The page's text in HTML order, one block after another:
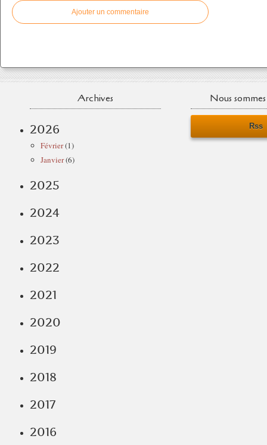
Ajouter un commentaire
Archives
2026
Février(1)
Janvier(6)
2025
2024
2023
2022
2021
2020
2019
2018
2017
2016
Nous
Rss